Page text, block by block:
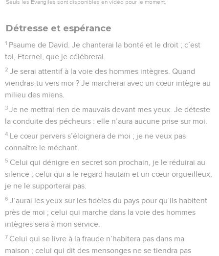
Seuls les Évangiles sont disponibles en vidéo pour le moment.
Détresse et espérance
1 Psaume de David. Je chanterai la bonté et le droit ; c’est
toi, Eternel, que je célébrerai.
2 Je serai attentif à la voie des hommes intègres. Quand
viendras-tu vers moi ? Je marcherai avec un cœur intègre au
milieu des miens.
3 Je ne mettrai rien de mauvais devant mes yeux. Je déteste
la conduite des pécheurs : elle n’aura aucune prise sur moi.
4 Le cœur pervers s’éloignera de moi ; je ne veux pas
connaître le méchant.
5 Celui qui dénigre en secret son prochain, je le réduirai au
silence ; celui qui a le regard hautain et un cœur orgueilleux,
je ne le supporterai pas.
6 J’aurai les yeux sur les fidèles du pays pour qu’ils habitent
près de moi ; celui qui marche dans la voie des hommes
intègres sera à mon service.
7 Celui qui se livre à la fraude n’habitera pas dans ma
maison ; celui qui dit des mensonges ne se tiendra pas